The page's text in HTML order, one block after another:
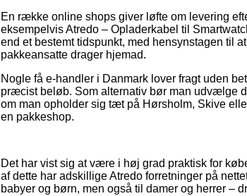
En række online shops giver løfte om levering
eksempelvis Atredo – Opladerkabel til
end et bestemt tidspunkt, med hensynstagen til
pakkeansatte drager hjemad.
Nogle få e-handler i Danmark lover fragt uden
præcist beløb. Som alternativ bør man udvælge
om man opholder sig tæt på Hørsholm, Skive
en pakkeshop.
Det har vist sig at være i høj grad praktisk for
af dette har adskillige Atredo forretninger på
babyer og børn, men også til damer og herrer –